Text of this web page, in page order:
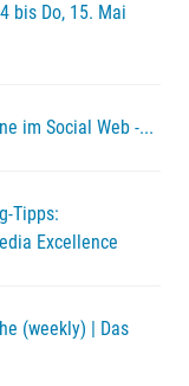
bis Do, 15. Mai
im Social Web -...
Tipps:
Excellence
(weekly) | Das